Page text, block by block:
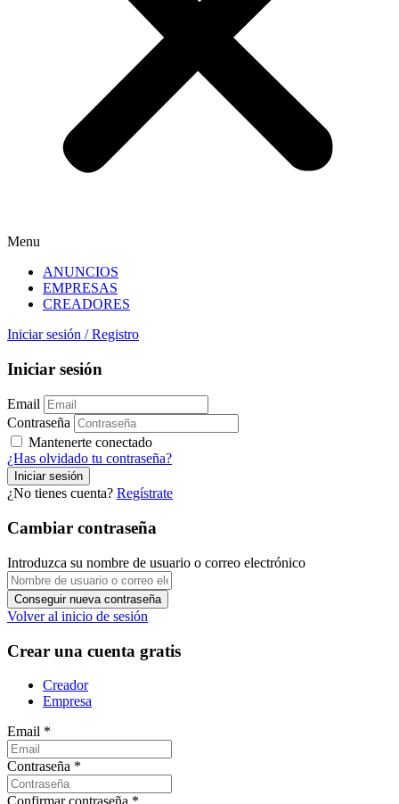
Menu
ANUNCIOS
EMPRESAS
CREADORES
Iniciar sesión / Registro
Iniciar sesión
Email
Contraseña
Mantenerte conectado
¿Has olvidado tu contraseña?
¿No tienes cuenta? Regístrate
Cambiar contraseña
Introduzca su nombre de usuario o correo electrónico
Volver al inicio de sesión
Crear una cuenta gratis
Creador
Empresa
Email *
Contraseña *